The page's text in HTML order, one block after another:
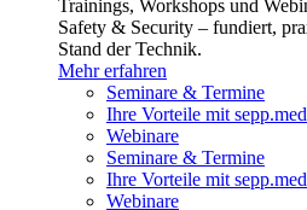
Trainings, Workshops und
Safety & Security – fundiert,
Stand der Technik.
Mehr erfahren
Seminare & Termine
Ihre Vorteile mit sepp.med
Webinare
Seminare & Termine
Ihre Vorteile mit sepp.med
Webinare